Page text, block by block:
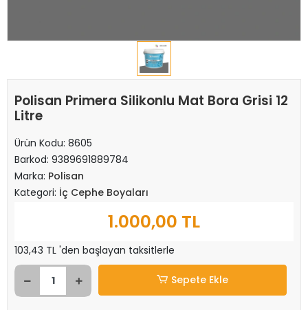
Polisan Primera Silikonlu Mat Bora Grisi 12
Litre
Ürün Kodu: 8605
Barkod: 9389691889784
Marka: Polisan
Kategori: İç Cephe Boyaları
1.000,00 TL
103,43 TL 'den başlayan taksitlerle
Sepete Ekle